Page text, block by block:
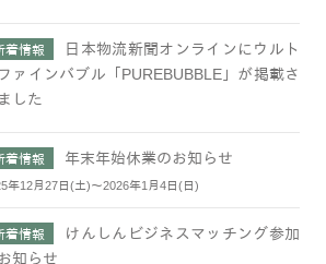
着情報
日本物流新聞オンラインにウルト
ァインバブル「PUREBUBBLE」が掲載さ
した
着情報 年末年始休業のお知らせ
年12月27日(土)～2026年1月4日(日)
着情報
けんしんビジネスマッチング参加
知らせ